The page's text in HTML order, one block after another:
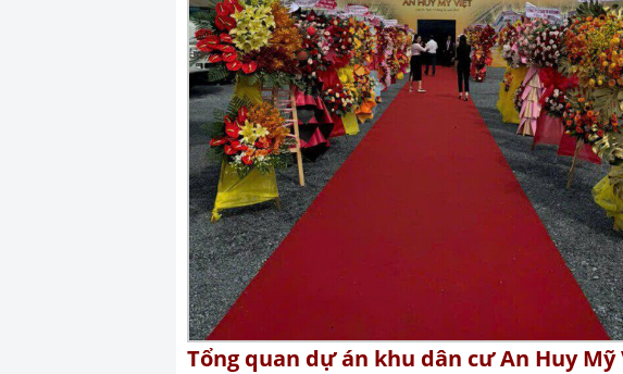
Tổng quan dự án khu dân cư An Huy Mỹ